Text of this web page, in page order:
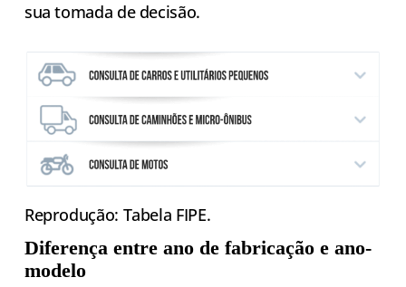
sua tomada de decisão.
Reprodução: Tabela FIPE.
Diferença entre ano de fabricação e ano-
modelo